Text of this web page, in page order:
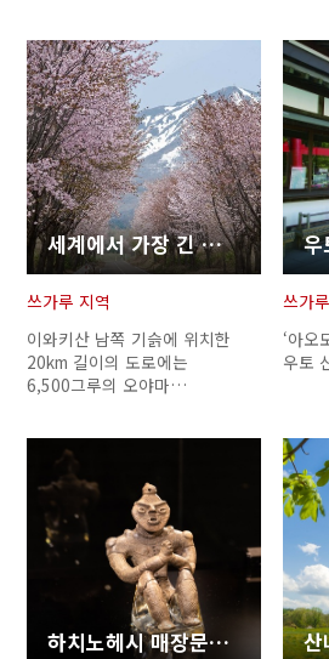
세계에서 가장 긴 벚꽃길
쓰가루 지역
이와키산 남쪽 기슭에 위치한
20km 길이의 도로에는
6,500그루의 오야마…
우
쓰가
‘아오
우토
하치노헤시 매장문화재센터 고레카와 조몬관 산